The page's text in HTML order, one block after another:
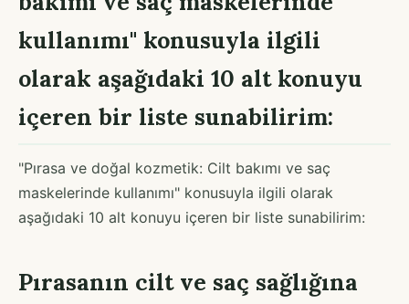
kullanımı" konusuyla ilgili
olarak aşağıdaki 10 alt konuyu
içeren bir liste sunabilirim:
"Pırasa ve doğal kozmetik: Cilt bakımı ve saç
maskelerinde kullanımı" konusuyla ilgili olarak
aşağıdaki 10 alt konuyu içeren bir liste sunabilirim:
Pırasanın cilt ve saç sağlığına